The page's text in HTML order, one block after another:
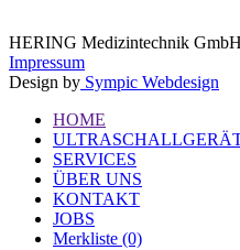
HERING Medizintechnik
Impressum
Design by Sympic Webdesign
HOME
SERVICES
ÜBER UNS
KONTAKT
JOBS
Merkliste (0)